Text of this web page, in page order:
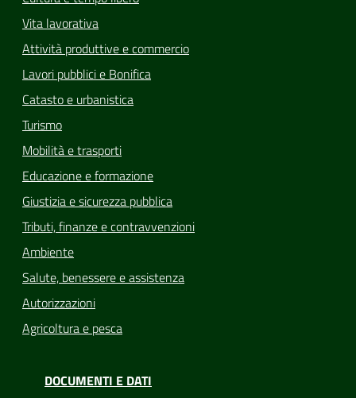
Vita lavorativa
Attività produttive e commercio
Lavori pubblici e Bonifica
Catasto e urbanistica
Turismo
Mobilità e trasporti
Educazione e formazione
Giustizia e sicurezza pubblica
Tributi, finanze e contravvenzioni
Ambiente
Salute, benessere e assistenza
Autorizzazioni
Agricoltura e pesca
DOCUMENTI E DATI